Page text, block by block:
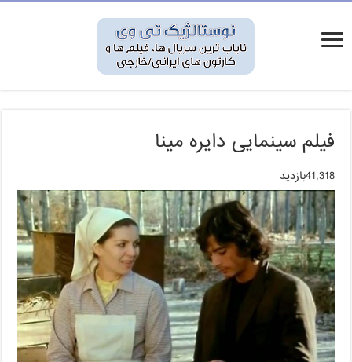
فیلم سینمایی دایره مینا
41,318بازدید